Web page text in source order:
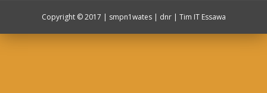
Copyright ©2017 | smpn1wates| dnr | Tim IT Essawa